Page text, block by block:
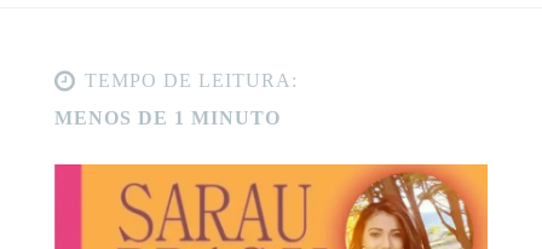
TEMPO DE LEITURA:
MENOS DE 1 MINUTO